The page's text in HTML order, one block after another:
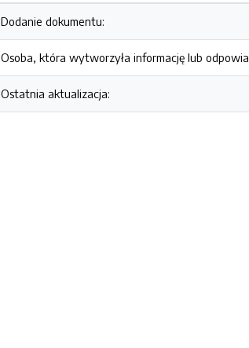
Dodanie dokumentu:
Osoba, która wytworzyła informację lub
Ostatnia aktualizacja: